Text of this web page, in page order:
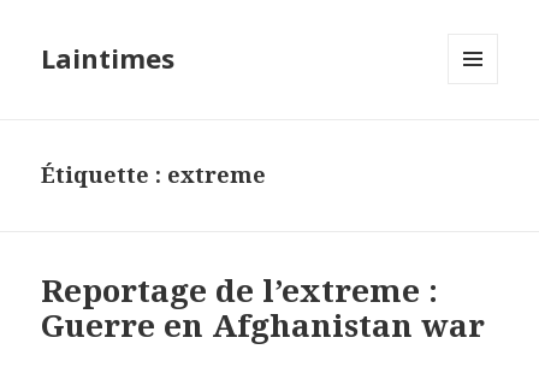
Laintimes
Étiquette : extreme
Reportage de l’extreme :
Guerre en Afghanistan war